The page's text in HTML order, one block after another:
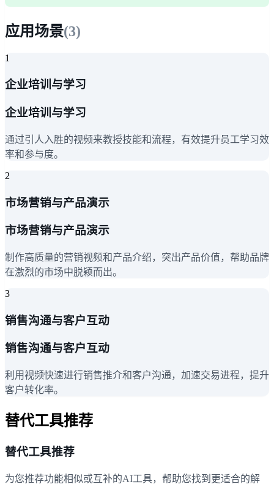
应用场景(3)
1
企业培训与学习
企业培训与学习
通过引人入胜的视频来教授技能和流程，有效提升员工学习效
率和参与度。
2
市场营销与产品演示
市场营销与产品演示
制作高质量的营销视频和产品介绍，突出产品价值，帮助品牌
在激烈的市场中脱颖而出。
3
销售沟通与客户互动
销售沟通与客户互动
利用视频快速进行销售推介和客户沟通，加速交易进程，提升
客户转化率。
替代工具推荐
替代工具推荐
为您推荐功能相似或互补的AI工具，帮助您找到更适合的解